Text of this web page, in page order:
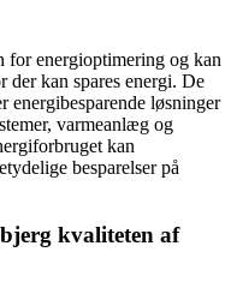
for energioptimering og kan
kan spares energi. De
energibesparende løsninger
varmeanlæg og
kan
besparelser på
kvaliteten af